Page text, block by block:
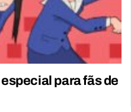
para fãs de